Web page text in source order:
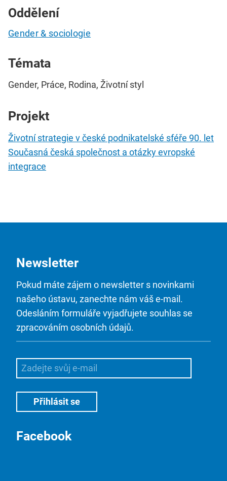
Oddělení
Gender & sociologie
Témata
Gender, Práce, Rodina, Životní styl
Projekt
Životní strategie v české podnikatelské sféře 90. let
Současná česká společnost a otázky evropské
integrace
Newsletter
Pokud máte zájem o newsletter s novinkami
našeho ústavu, zanechte nám váš e-mail.
Odesláním formuláře vyjadřujete souhlas se
zpracováním osobních údajů.
Facebook